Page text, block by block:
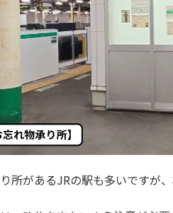
所があるJRの駅も多いですが